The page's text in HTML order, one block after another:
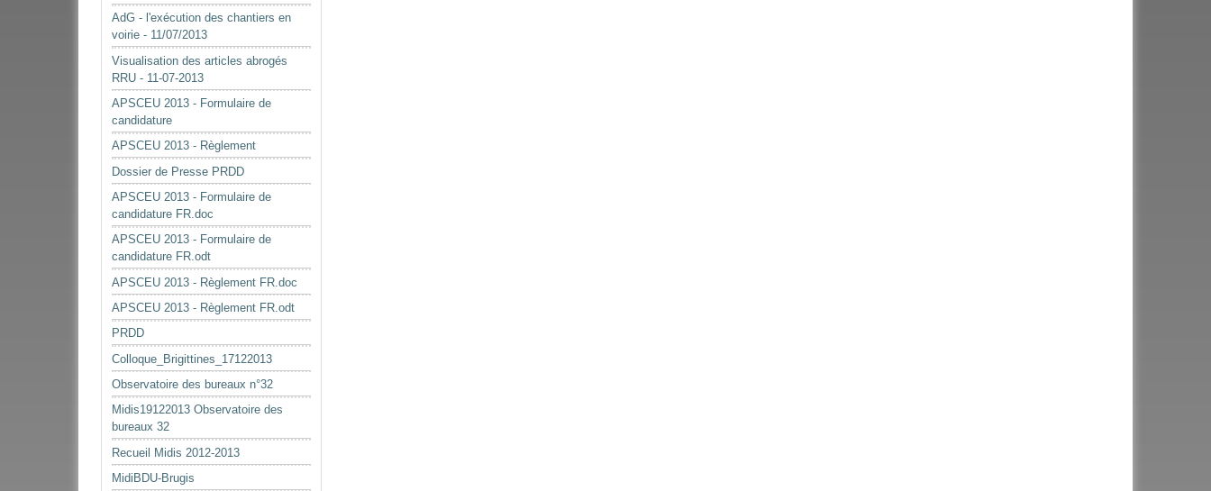
AdG - l'exécution des chantiers en
voirie - 11/07/2013
Visualisation des articles abrogés
RRU - 11-07-2013
APSCEU 2013 - Formulaire de
candidature
APSCEU 2013 - Règlement
Dossier de Presse PRDD
APSCEU 2013 - Formulaire de
candidature FR.doc
APSCEU 2013 - Formulaire de
candidature FR.odt
APSCEU 2013 - Règlement FR.doc
APSCEU 2013 - Règlement FR.odt
PRDD
Colloque_Brigittines_17122013
Observatoire des bureaux n°32
Midis19122013 Observatoire des
bureaux 32
Recueil Midis 2012-2013
MidiBDU-Brugis